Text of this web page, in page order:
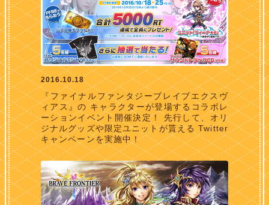
2016.10.18
『ファイナルファンタジーブレイブエクスヴ
ィアス』の キャラクターが登場するコラボレ
ーションイベント開催決定！ 先行して、オリ
ジナルグッズや限定ユニットが貰える Twitter
キャンペーンを実施中！